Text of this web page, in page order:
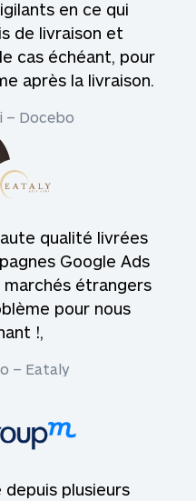
en ce qui
de livraison et
cas échéant, pour
après la livraison.
– Docebo
qualité livrées
Google Ads
étrangers
pour nous
!,
– Eataly
plusieurs